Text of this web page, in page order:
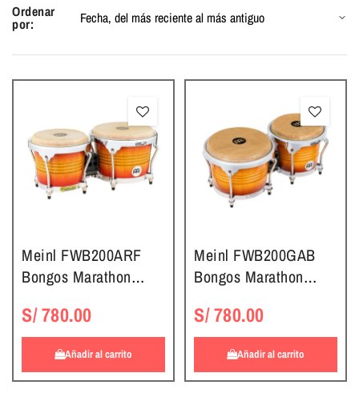
Ordenar
por:
Meinl FWB200ARF
Bongos Marathon
Red Fade
S/ 780.00
Añadir al carrito
Meinl FWB200GAB
Bongos Marathon
Amber Sunburst
S/ 780.00
Añadir al carrito